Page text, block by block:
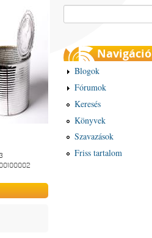
Navigáció
Blogok
Fórumok
Keresés
Könyvek
Szavazások
Friss tartalom